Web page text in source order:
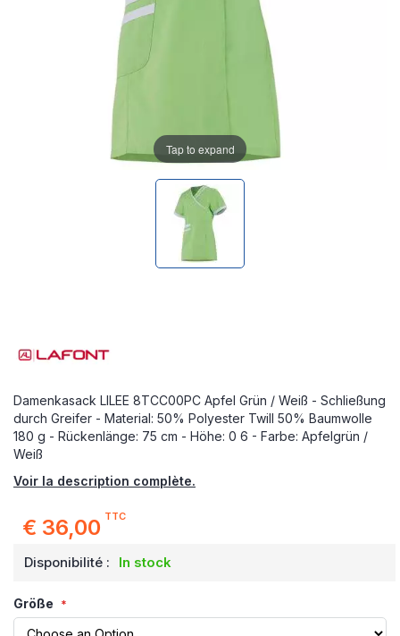
Damenkasack LILEE 8TCC00PC Apfel Grün / Weiß - Schließung
durch Greifer - Material: 50% Polyester Twill 50% Baumwolle
180 g - Rückenlänge: 75 cm - Höhe: 0 6 - Farbe: Apfelgrün /
Weiß
Voir la description complète.
€ 36,00 TTC
Disponibilité : In stock
Größe
Tap to expand